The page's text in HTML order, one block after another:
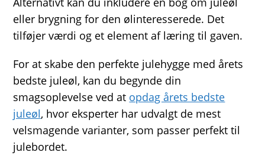
eller brygning for den ølinteresserede. Det
tilføjer værdi og et element af læring til gaven.
For at skabe den perfekte julehygge med årets
bedste juleøl, kan du begynde din
smagsoplevelse ved at opdag årets bedste
juleøl, hvor eksperter har udvalgt de mest
velsmagende varianter, som passer perfekt til
julebordet.